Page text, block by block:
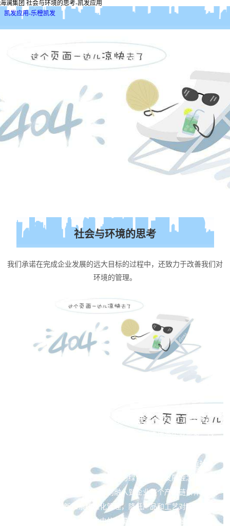
海澜集团 社会与环境的思考-凯发应用
凯发应用-乐橙凯发
社会与环境的思考
我们承诺在完成企业发展的远大目标的过程中，还致力于改善我们对
环境的管理。
未来世界是美好而充满希望的，作为中国500强企业，服装行业
领军品牌，我们承诺践行企业社会责任、塑造优秀企业形象，改
载发展，以“创百年品牌、做百年企业”为目标，在不断创造社会
价值财富的同时，始终将企业发展与绿色可持续发展理念作为企
业重要经营准则，并将这一准则融入到企业整个产品链条体系之
中，通过不断创新和系统优化管理，降低产品和工艺对环境的影
响，作为国家和社会共同体中的一员积极承担并履行经济、社会